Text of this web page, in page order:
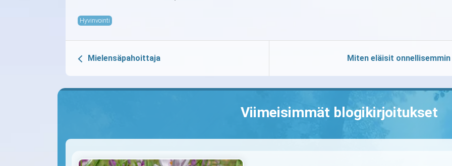
Hyvinvointi
Mielensäpahoittaja Miten eläisit onnellisemmin
Viimeisimmät blogikirjoitukset